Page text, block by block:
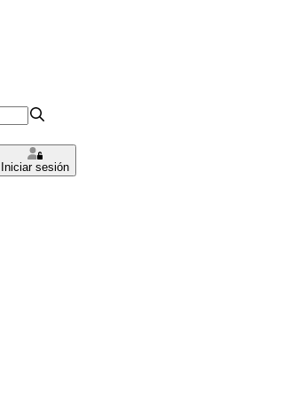
Iniciar sesión